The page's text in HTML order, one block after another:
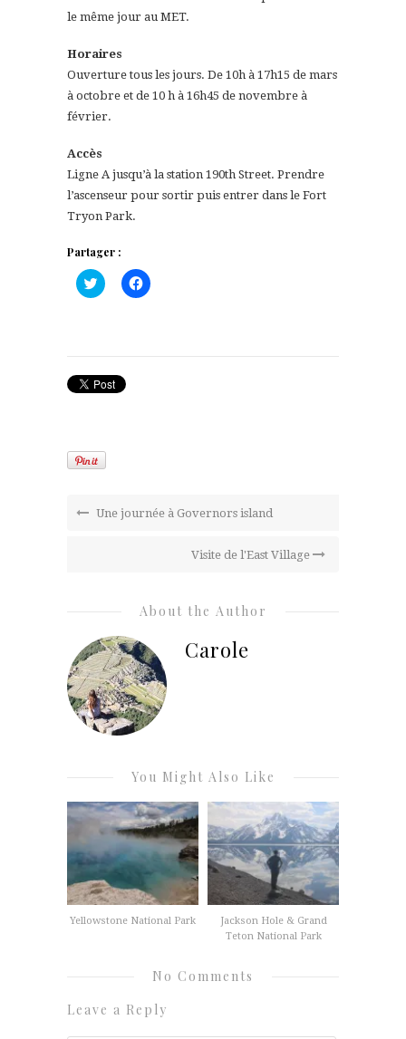
le même jour au MET.
Horaires
Ouverture tous les jours. De 10h à 17h15 de mars
à octobre et de 10 h à 16h45 de novembre à
février.
Accès
Ligne A jusqu’à la station 190th Street. Prendre
l’ascenseur pour sortir puis entrer dans le Fort
Tryon Park.
Partager :
Cliquez
pour
fenêtre)
Cliquez
pour
Une journée à Governors island
Visite de l'East Village
About the Author
Carole
You Might Also Like
Yellowstone National Park
Jackson Hole & Grand
Teton National Park
No Comments
Leave a Reply